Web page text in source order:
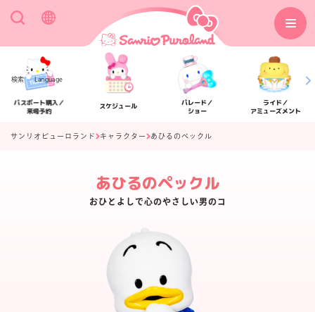
検索 Language
パスポート購入／
来場予約
スケジュール
パレード／
ショー
ライド／
アミューズメント
サンリオピューロランド キャラクター あひるのペックル
あひるのペックル
おひとよしで心のやさしい男のコ